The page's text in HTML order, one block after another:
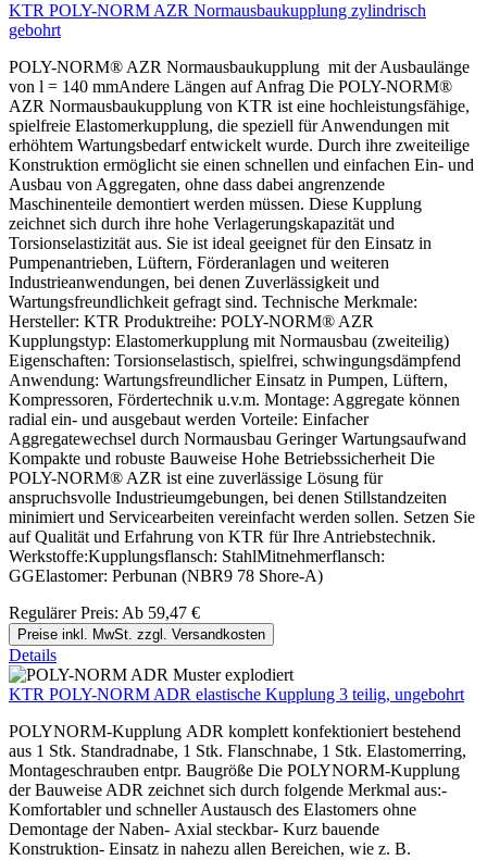
KTR POLY-NORM AZR Normausbaukupplung zylindrisch
gebohrt
POLY-NORM® AZR Normausbaukupplung mit der Ausbaulänge
von l = 140 mmAndere Längen auf Anfrag Die POLY-NORM®
AZR Normausbaukupplung von KTR ist eine hochleistungsfähige,
spielfreie Elastomerkupplung, die speziell für Anwendungen mit
erhöhtem Wartungsbedarf entwickelt wurde. Durch ihre zweiteilige
Konstruktion ermöglicht sie einen schnellen und einfachen Ein- und
Ausbau von Aggregaten, ohne dass dabei angrenzende
Maschinenteile demontiert werden müssen. Diese Kupplung
zeichnet sich durch ihre hohe Verlagerungskapazität und
Torsionselastizität aus. Sie ist ideal geeignet für den Einsatz in
Pumpenantrieben, Lüftern, Förderanlagen und weiteren
Industrieanwendungen, bei denen Zuverlässigkeit und
Wartungsfreundlichkeit gefragt sind. Technische Merkmale:
Hersteller: KTR Produktreihe: POLY-NORM® AZR
Kupplungstyp: Elastomerkupplung mit Normausbau (zweiteilig)
Eigenschaften: Torsionselastisch, spielfrei, schwingungsdämpfend
Anwendung: Wartungsfreundlicher Einsatz in Pumpen, Lüftern,
Kompressoren, Fördertechnik u.v.m. Montage: Aggregate können
radial ein- und ausgebaut werden Vorteile: Einfacher
Aggregatewechsel durch Normausbau Geringer Wartungsaufwand
Kompakte und robuste Bauweise Hohe Betriebssicherheit Die
POLY-NORM® AZR ist eine zuverlässige Lösung für
anspruchsvolle Industrieumgebungen, bei denen Stillstandzeiten
minimiert und Servicearbeiten vereinfacht werden sollen. Setzen Sie
auf Qualität und Erfahrung von KTR für Ihre Antriebstechnik.
Werkstoffe:Kupplungsflansch: StahlMitnehmerflansch:
GGElastomer: Perbunan (NBR9 78 Shore-A)
Regulärer Preis: Ab 59,47 €
Preise inkl. MwSt. zzgl. Versandkosten
Details
KTR POLY-NORM ADR elastische Kupplung 3 teilig, ungebohrt
POLYNORM-Kupplung ADR komplett konfektioniert bestehend
aus 1 Stk. Standradnabe, 1 Stk. Flanschnabe, 1 Stk. Elastomerring,
Montageschrauben entpr. Baugröße Die POLYNORM-Kupplung
der Bauweise ADR zeichnet sich durch folgende Merkmal aus:-
Komfortabler und schneller Austausch des Elastomers ohne
Demontage der Naben- Axial steckbar- Kurz bauende
Konstruktion- Einsatz in nahezu allen Bereichen, wie z. B.